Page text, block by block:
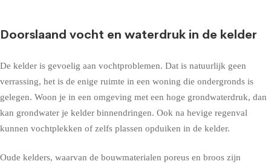
Doorslaand vocht en waterdruk in de kelder
De kelder is gevoelig aan vochtproblemen. Dat is natuurlijk geen
verrassing, het is de enige ruimte in een woning die ondergronds is
gelegen. Woon je in een omgeving met een hoge grondwaterdruk, dan
kan grondwater je kelder binnendringen. Ook na hevige regenval
kunnen vochtplekken of zelfs plassen opduiken in de kelder.
Oude kelders, waarvan de bouwmaterialen poreus en broos zijn